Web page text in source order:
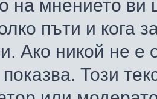
на мнението ви
пъти и кога
Ако никой не е
Този